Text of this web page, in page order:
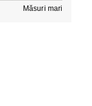
Măsuri mari